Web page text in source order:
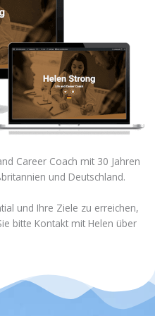
Career Coach mit 30 Jahren
und Deutschland.
und Ihre Ziele zu erreichen,
bitte Kontakt mit Helen über